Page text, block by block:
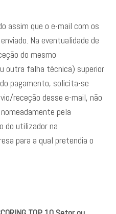
assim que o e-mail com os
Na eventualidade de
do mesmo
outra falha técnica) superior
pagamento, solicita-se
receção desse e-mail, não
pela
do utilizador na
para a qual pretendia o